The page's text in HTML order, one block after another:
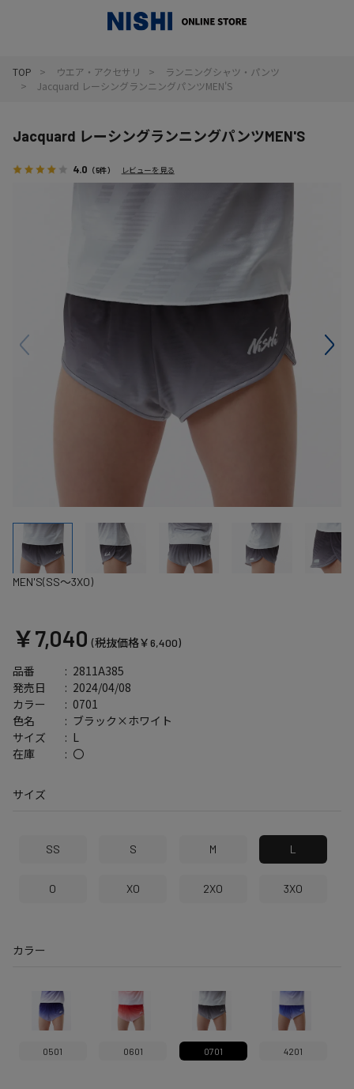
TOP ウエア・アクセサリ
ランニングシャツ・パンツ
Jacquard レーシングランニングパンツMEN'S
Jacquard レーシングランニングパンツMEN'S
4.0 （5件） レビューを見る
MEN'S(SS～3XO)
￥7,040 (税抜価格￥6,400)
品番 2811A385
発売日 2024/04/08
サイズ L
カラー 0701
在庫 〇
色名 ブラック×ホワイト
サイズ
SS S M L
O XO 2XO 3XO
カラー
0501 0601 0701 4201